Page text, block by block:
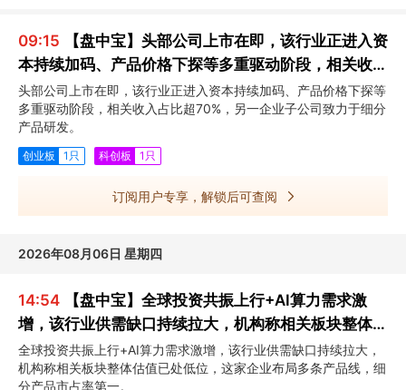
09:15
【盘中宝】头部公司上市在即，该行业正进入资
本持续加码、产品价格下探等多重驱动阶段，相关收入
占比超70%
头部公司上市在即，该行业正进入资本持续加码、产品价格下探等
多重驱动阶段，相关收入占比超70%，另一企业子公司致力于细分
产品研发。
创业板 1只 科创板 1只
订阅用户专享，解锁后可查阅
2026年08月06日 星期四
14:54
【盘中宝】全球投资共振上行+AI算力需求激
增，该行业供需缺口持续拉大，机构称相关板块整体估
值已处低位，这家企业细分产品市占率第一
全球投资共振上行+AI算力需求激增，该行业供需缺口持续拉大，
机构称相关板块整体估值已处低位，这家企业布局多条产品线，细
分产品市占率第一。